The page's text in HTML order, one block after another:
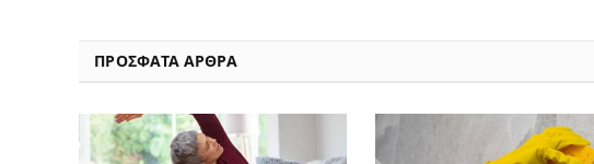
ΠΡΟΣΦΑΤΑ ΑΡΘΡΑ